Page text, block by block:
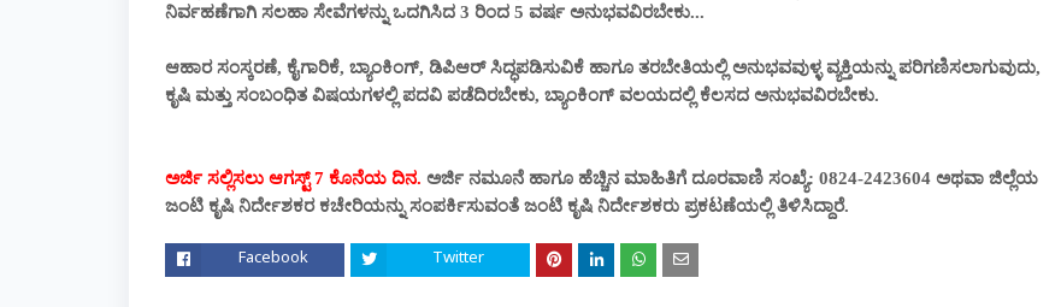
ನಿರ್ವಹಣೆಗಾಗಿ ಸಲಹಾ ಸೇವೆಗಳನ್ನು ಒದಗಿಸಿದ 3 ರಿಂದ 5 ವರ್ಷ ಅನುಭವವಿರಬೇಕು...
ಆಹಾರ ಸಂಸ್ಕರಣೆ, ಕೈಗಾರಿಕೆ, ಬ್ಯಾಂಕಿಂಗ್, ಡಿಪಿಆರ್ ಸಿದ್ಧಪಡಿಸುವಿಕೆ ಹಾಗೂ ತರಬೇತಿಯಲ್ಲಿ ಅನುಭವವುಳ್ಳ ವ್ಯಕ್ತಿಯನ್ನು ಪರಿಗಣಿಸಲಾಗುವುದು,
ಕೃಷಿ ಮತ್ತು ಸಂಬಂಧಿತ ವಿಷಯಗಳಲ್ಲಿ ಪದವಿ ಪಡೆದಿರಬೇಕು, ಬ್ಯಾಂಕಿಂಗ್ ವಲಯದಲ್ಲಿ ಕೆಲಸದ ಅನುಭವವಿರಬೇಕು.
ಅರ್ಜಿ ಸಲ್ಲಿಸಲು ಆಗಸ್ಟ್ 7 ಕೊನೆಯ ದಿನ. ಅರ್ಜಿ ನಮೂನೆ ಹಾಗೂ ಹೆಚ್ಚಿನ ಮಾಹಿತಿಗೆ ದೂರವಾಣಿ ಸಂಖ್ಯೆ: 0824-2423604 ಅಥವಾ ಜಿಲ್ಲೆಯ
ಜಂಟಿ ಕೃಷಿ ನಿರ್ದೇಶಕರ ಕಚೇರಿಯನ್ನು ಸಂಪರ್ಕಿಸುವಂತೆ ಜಂಟಿ ಕೃಷಿ ನಿರ್ದೇಶಕರು ಪ್ರಕಟಣೆಯಲ್ಲಿ ತಿಳಿಸಿದ್ದಾರೆ.
Facebook Twitter